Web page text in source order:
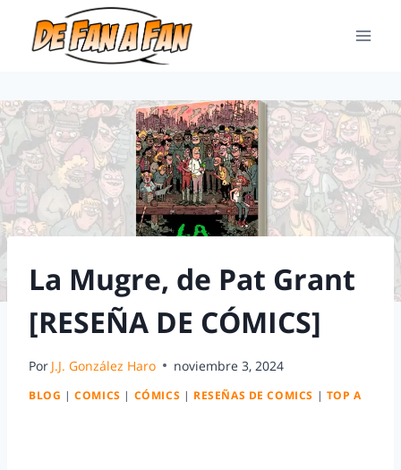
La Mugre, de Pat Grant
[RESEÑA DE CÓMICS]
Por J.J. González Haro noviembre 3, 2024
BLOG |COMICS | CÓMICS | RESEÑAS DE COMICS | TOP A